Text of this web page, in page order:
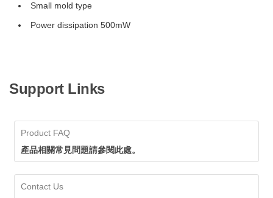
Small mold type
Power dissipation 500mW
Support Links
Product FAQ
產品相關常見問題請參閱此處。
Contact Us